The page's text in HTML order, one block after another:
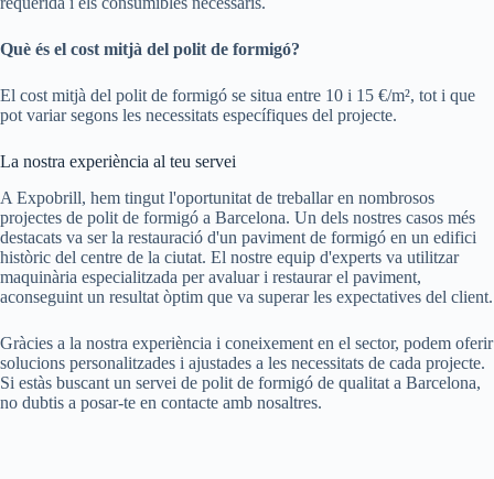
Què és el cost mitjà del polit de formigó?
El cost mitjà del polit de formigó se situa entre 10 i 15 €/m², tot i que
pot variar segons les necessitats específiques del projecte.
La nostra experiència al teu servei
A Expobrill, hem tingut l'oportunitat de treballar en nombrosos
projectes de polit de formigó a Barcelona. Un dels nostres casos més
destacats va ser la restauració d'un paviment de formigó en un edifici
històric del centre de la ciutat. El nostre equip d'experts va utilitzar
maquinària especialitzada per avaluar i restaurar el paviment,
aconseguint un resultat òptim que va superar les expectatives del client.
Gràcies a la nostra experiència i coneixement en el sector, podem oferir
solucions personalitzades i ajustades a les necessitats de cada projecte.
Si estàs buscant un servei de polit de formigó de qualitat a Barcelona,
no dubtis a posar-te en contacte amb nosaltres.